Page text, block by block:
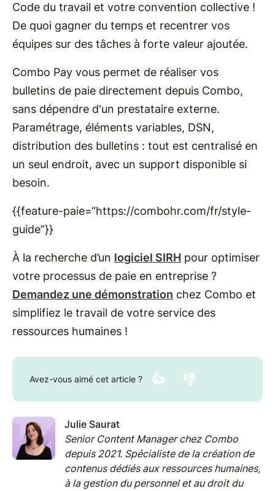
Code du travail et votre convention collective !
De quoi gagner du temps et recentrer vos
équipes sur des tâches à forte valeur ajoutée.
Combo Pay vous permet de réaliser vos
bulletins de paie directement depuis Combo,
sans dépendre d'un prestataire externe.
Paramétrage, éléments variables, DSN,
distribution des bulletins : tout est centralisé en
un seul endroit, avec un support disponible si
besoin.
{{feature-paie=“https://combohr.com/fr/style-
guide”}}
À la recherche d’un logiciel SIRH pour optimiser
votre processus de paie en entreprise ?
Demandez une démonstration chez Combo et
simplifiez le travail de votre service des
ressources humaines !
Avez-vous aimé cet article ? 👍 👎
Julie Saurat
Senior Content Manager chez Combo
depuis 2021. Spécialiste de la création de
contenus dédiés aux ressources humaines,
à la gestion du personnel et au droit du